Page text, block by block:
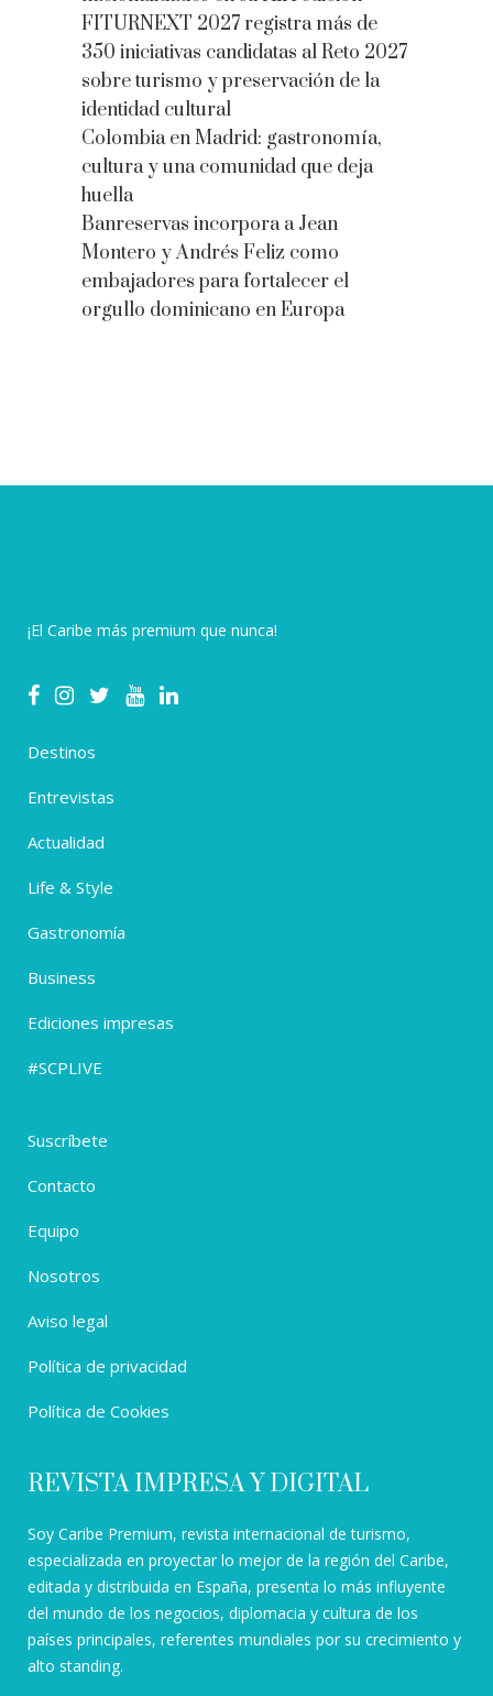
FITURNEXT 2027 registra más de
350 iniciativas candidatas al Reto 2027
sobre turismo y preservación de la
identidad cultural
Colombia en Madrid: gastronomía,
cultura y una comunidad que deja
huella
Banreservas incorpora a Jean
Montero y Andrés Feliz como
embajadores para fortalecer el
orgullo dominicano en Europa
¡El Caribe más premium que nunca!
Destinos
Entrevistas
Actualidad
Life & Style
Gastronomía
Business
Ediciones impresas
#SCPLIVE
Suscríbete
Contacto
Equipo
Nosotros
Aviso legal
Política de privacidad
Política de Cookies
REVISTA IMPRESA Y DIGITAL
Soy Caribe Premium, revista internacional de turismo,
especializada en proyectar lo mejor de la región del Caribe,
editada y distribuida en España, presenta lo más influyente
del mundo de los negocios, diplomacia y cultura de los
países principales, referentes mundiales por su crecimiento y
alto standing.